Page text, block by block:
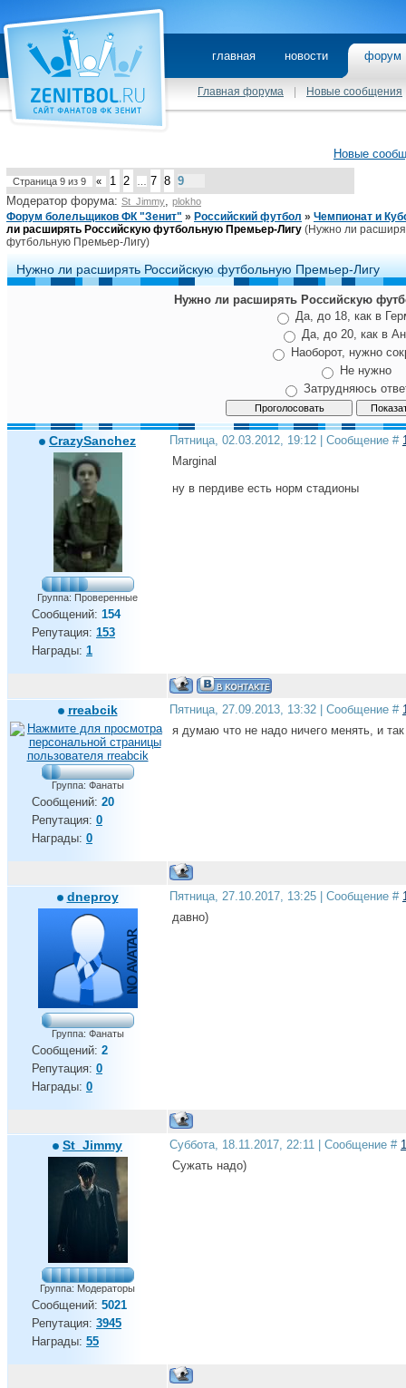
главная новости
Главная форума Новые сообщения
Новые
Страница 9 из 9 « 1 2 7 8 9
Модератор форума: St_Jimmy, plokho
Форум болельщиков ФК "Зенит" » Российский футбол » Чемпионат и
ли расширять Российскую футбольную Премьер-Лигу (Нужно ли
футбольную Премьер-Лигу)
Нужно ли расширять Российскую футбольную Премьер-Лигу
Нужно ли расширять Российскую
Да, до 18, как в
Да, до 20, как в
Наоборот, нужно
Не нужно
Затрудняюсь
CrazySanchez
Группа: Проверенные
Сообщений: 154
Репутация: 153
Награды: 1
Пятница, 02.03.2012, 19:12 | Сообщение #
Marginal
ну в пердиве есть норм стадионы
rreabcik
Группа: Фанаты
Сообщений: 20
Репутация: 0
Награды: 0
Пятница, 27.09.2013, 13:32 | Сообщение #
я думаю что не надо ничего менять, и
dneproy
Группа: Фанаты
Сообщений: 2
Репутация: 0
Награды: 0
Пятница, 27.10.2017, 13:25 | Сообщение #
давно)
St_Jimmy
Группа: Модераторы
Сообщений: 5021
Репутация: 3945
Награды: 55
Суббота, 18.11.2017, 22:11 | Сообщение #
Сужать надо)